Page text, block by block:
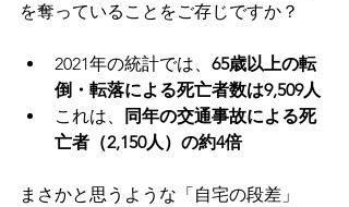
を奪っていることをご存じですか？
2021年の統計では、 65歳以上の転
倒・転落による死亡者数は9,509人
これは、
同年の交通事故による死
亡者（2,150人）の約4倍
まさかと思うような「自宅の段差」